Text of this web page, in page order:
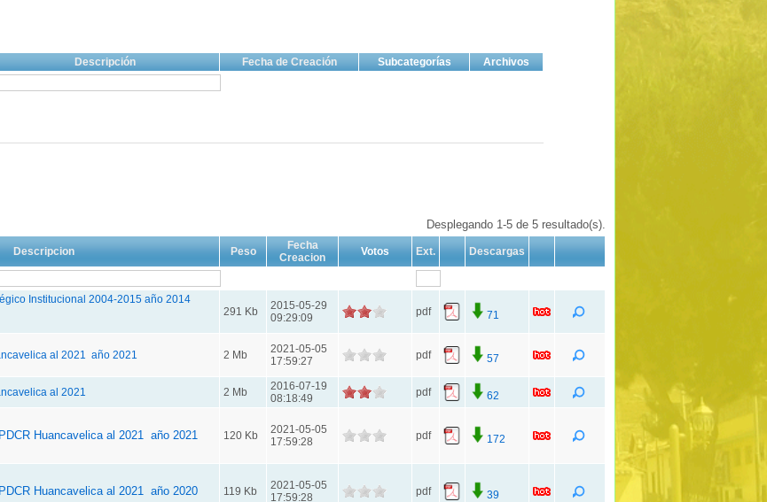
Descripción Fecha de Creación Subcategorías Archivos
Desplegando 1-5 de 5 resultado(s).
Descripcion Peso
Fecha
Creacion
Votos Ext. Descargas
Institucional 2004-2015 año 2014
291 Kb
2015-05-29
09:29:09
pdf 71
al 2021 año 2021 2 Mb
2021-05-05
17:59:27
pdf 57
al 2021 2 Mb
2016-07-19
08:18:49
pdf
62
Huancavelica al 2021 año 2021 120 Kb
2021-05-05
17:59:28
pdf 172
Huancavelica al 2021 año 2020 119 Kb
2021-05-05
17:59:28
pdf 39